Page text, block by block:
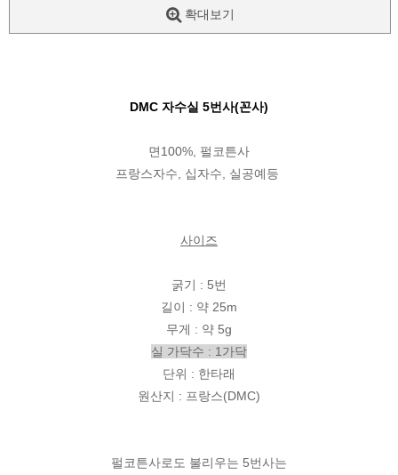
확대보기
DMC 자수실 5번사(꼰사)
면100%, 펄코튼사
프랑스자수, 십자수, 실공예등
사이즈
굵기 : 5번
길이 : 약 25m
무게 : 약 5g
실 가닥수 : 1가닥
단위 : 한타래
원산지 : 프랑스(DMC)
펄코튼사로도 불리우는 5번사는